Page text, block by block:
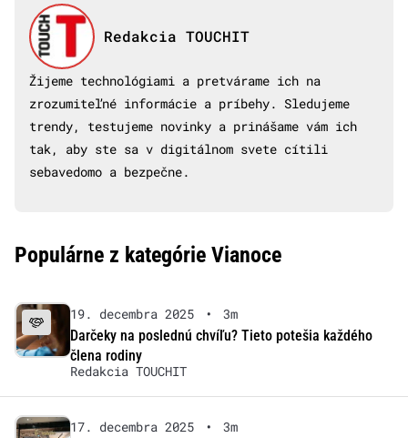
Redakcia TOUCHIT
Žijeme technológiami a pretvárame ich na
zrozumiteľné informácie a príbehy. Sledujeme
trendy, testujeme novinky a prinášame vám ich
tak, aby ste sa v digitálnom svete cítili
sebavedomo a bezpečne.
Populárne z kategórie Vianoce
19. decembra 2025 •
3m
Darčeky na poslednú chvíľu? Tieto potešia každého
člena rodiny
Redakcia TOUCHIT
17. decembra 2025 •
3m